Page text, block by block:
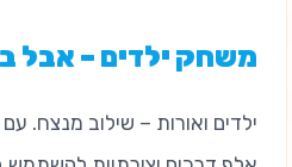
משחק ילדים – אבל
ילדים ואורות – שילוב מנצח.